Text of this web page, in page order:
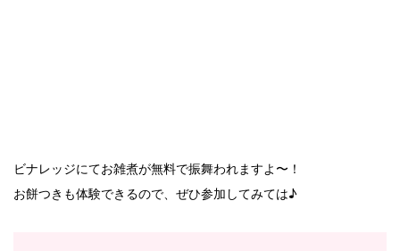
ビナレッジにてお雑煮が無料で振舞われますよ〜！
お餅つきも体験できるので、ぜひ参加してみては♪